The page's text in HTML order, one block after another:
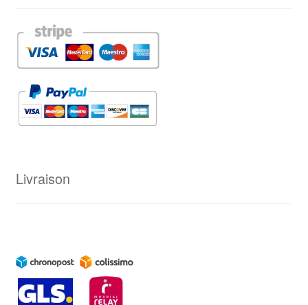
Livraison